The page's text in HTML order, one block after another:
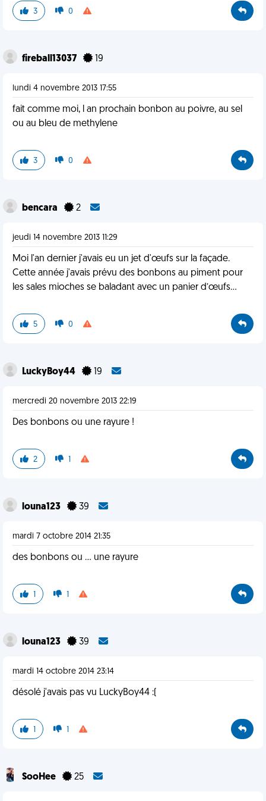
3 0
fireball13037 19
lundi 4 novembre 2013 17:55
fait comme moi, l an prochain bonbon au poivre, au sel
ou au bleu de methylene
3 0
bencara 2
jeudi 14 novembre 2013 11:29
Moi l'an dernier j'avais eu un jet d'œufs sur la façade.
Cette année j'avais prévu des bonbons au piment pour
les sales mioches se baladant avec un panier d’œufs...
5 0
LuckyBoy44 19
mercredi 20 novembre 2013 22:19
Des bonbons ou une rayure !
2 1
louna123 39
mardi 7 octobre 2014 21:35
des bonbons ou ... une rayure
1 1
louna123 39
mardi 14 octobre 2014 23:14
désolé j'avais pas vu LuckyBoy44 :(
1 1
SooHee 25